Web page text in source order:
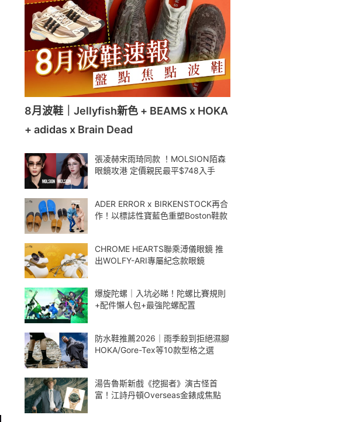
8月波鞋｜Jellyfish新色 + BEAMS x HOKA
+ adidas x Brain Dead
張凌赫宋雨琦同款 ！MOLSION陌森
眼鏡攻港 定價親民最平$748入手
ADER ERROR x BIRKENSTOCK再合
作！以標誌性寶藍色重塑Boston鞋款
CHROME HEARTS聯乘溥儀眼鏡 推
出WOLFY-ARI專屬紀念款眼鏡
爆旋陀螺｜入坑必睇！陀螺比賽規則
+配件懶人包+最強陀螺配置
防水鞋推薦2026｜雨季殺到拒絕濕腳
HOKA/Gore-Tex等10款型格之選
湯告魯斯新戲《挖掘者》演古怪首
富！江詩丹頓Overseas金錶成焦點